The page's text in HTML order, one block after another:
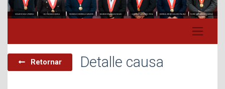
Retornar Detalle causa